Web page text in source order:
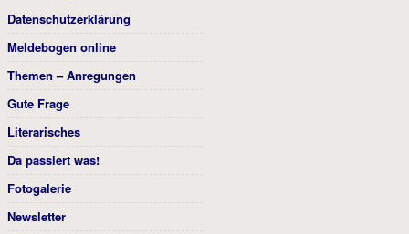
Datenschutzerklärung
Meldebogen online
Themen – Anregungen
Gute Frage
Literarisches
Da passiert was!
Fotogalerie
Newsletter